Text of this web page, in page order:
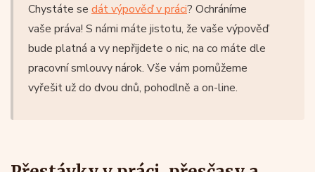
Chystáte se dát výpověď v práci? Ochráníme
vaše práva! S námi máte jistotu, že vaše výpověď
bude platná a vy nepřijdete o nic, na co máte dle
pracovní smlouvy nárok. Vše vám pomůžeme
vyřešit už do dvou dnů, pohodlně a on-line.